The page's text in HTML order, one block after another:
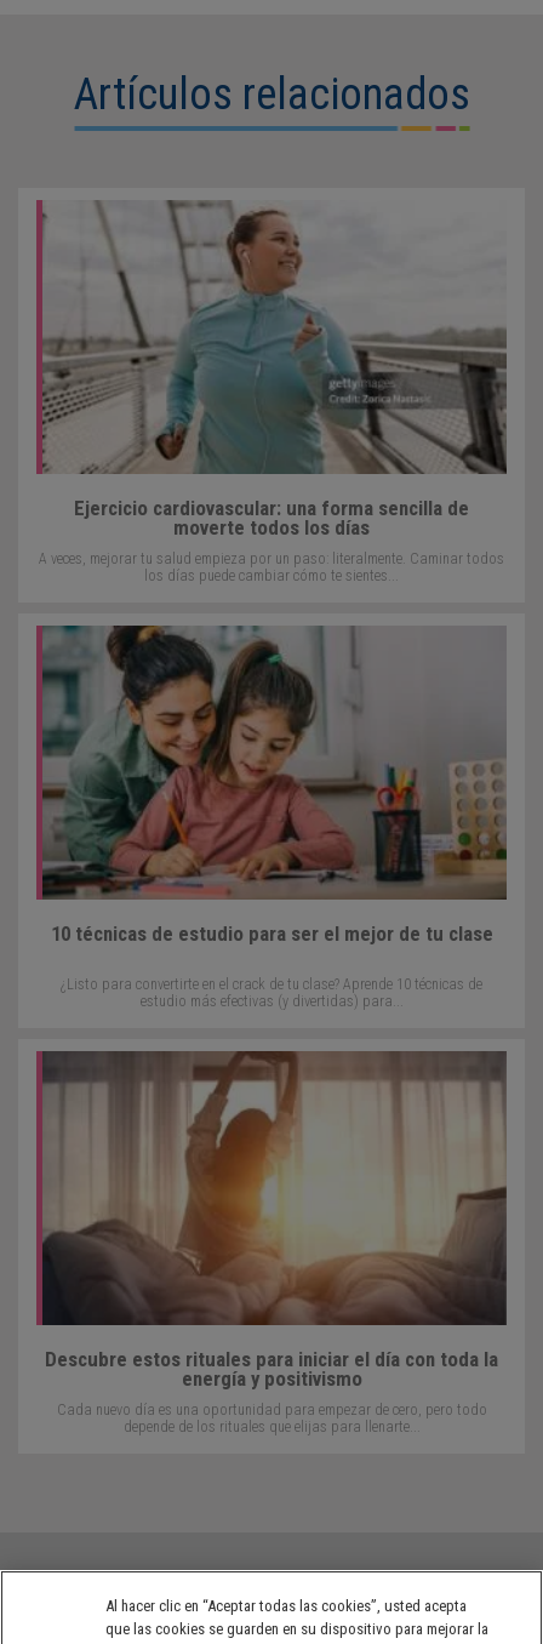
Artículos relacionados
Ejercicio cardiovascular: una forma sencilla de
moverte todos los días
A veces, mejorar tu salud empieza por un paso: literalmente. Caminar todos
los días puede cambiar cómo te sientes...
10 técnicas de estudio para ser el mejor de tu clase
¿Listo para convertirte en el crack de tu clase? Aprende 10 técnicas de
estudio más efectivas (y divertidas) para...
Descubre estos rituales para iniciar el día con toda la
energía y positivismo
Cada nuevo día es una oportunidad para empezar de cero, pero todo
depende de los rituales que elijas para llenarte...
Al hacer clic en “Aceptar todas las cookies”, usted acepta
que las cookies se guarden en su dispositivo para mejorar la